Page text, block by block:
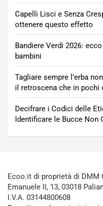
Capelli Lisci e Senza
ottenere questo effetto
Bandiere Verdi 2026:
bambini
Tagliare sempre l’erba
il retroscena che in pochi
Decifrare i Codici delle
Identificare le Bucce Non
Ecoo.it di proprietà di DMM
Emanuele II, 13, 03018
I.V.A. 03144800608